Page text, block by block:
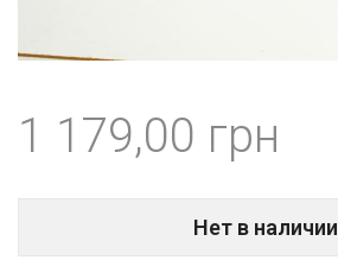
1 179,00
Нет в наличии